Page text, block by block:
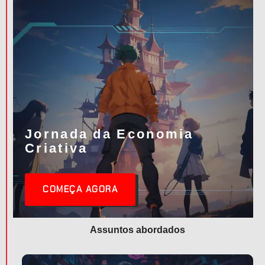
Jornada da Economia
Criativa
COMEÇA AGORA
Assuntos abordados